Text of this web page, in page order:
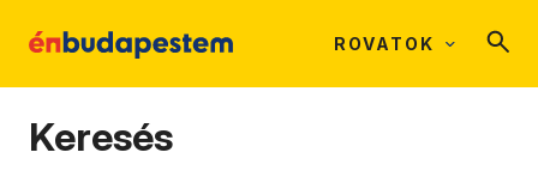
ROVATOK
Keresés